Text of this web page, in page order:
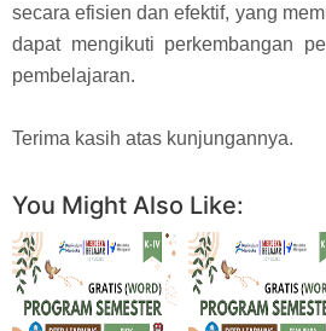
secara efisien dan efektif, yang
dapat mengikuti perkembangan
pembelajaran.
Terima kasih atas kunjungannya.
You Might Also Like: